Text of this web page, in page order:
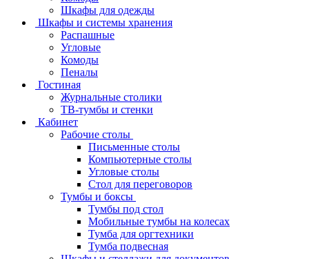
Шкафы для одежды
Шкафы и системы хранения
Распашные
Угловые
Комоды
Пеналы
Гостиная
Журнальные столики
ТВ‑тумбы и стенки
Кабинет
Рабочие столы
Письменные столы
Компьютерные столы
Угловые столы
Стол для переговоров
Тумбы и боксы
Тумбы под стол
Мобильные тумбы на колесах
Тумба для оргтехники
Тумба подвесная